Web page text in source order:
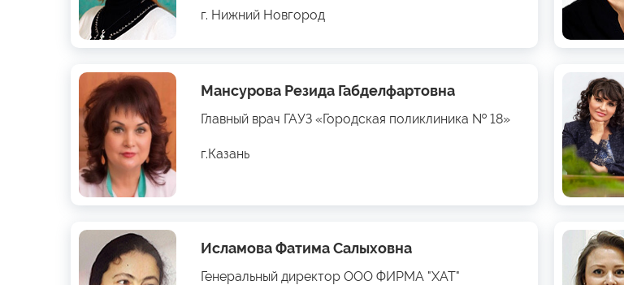
г. Нижний Новгород
Мансурова Резида Габделфартовна
Главный врач ГАУЗ «Городская поликлиника № 18»
г.Казань
Исламова Фатима Салыховна
Генеральный директор ООО ФИРМА "ХАТ"